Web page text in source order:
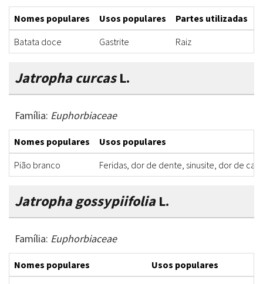
Nomes populares Usos populares Partes utilizadas
Batata doce
Gastrite Raiz
Jatropha curcasL.
Família: Euphorbiaceae
Nomes populares
Usos populares
Pião branco
Feridas, dor de dente, sinusite, dor de
Jatropha gossypiifoliaL.
Família: Euphorbiaceae
Nomes populares
Usos populares